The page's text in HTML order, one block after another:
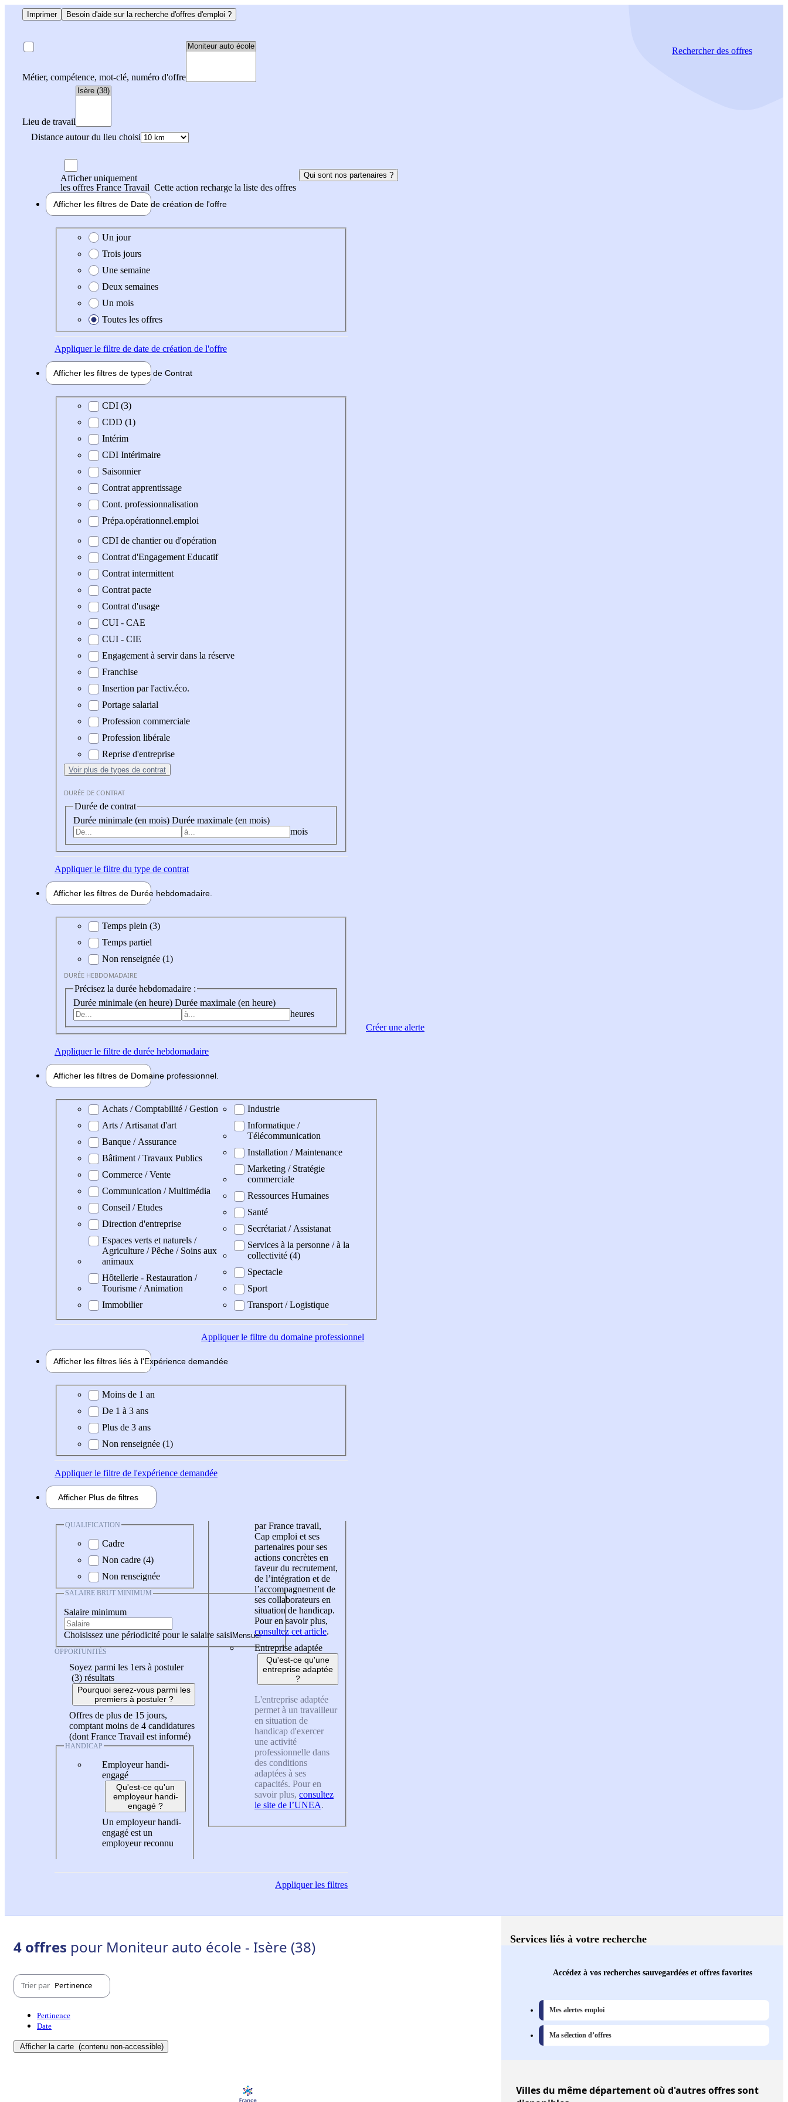
Imprimer Besoin d'aide sur la recherche d'offres d'emploi ?
Métier, compétence, mot-clé, numéro d'offre
Lieu de travail
Distance autour du lieu choisi
Rechercherdes offres
Afficher uniquement
les offres France Travail Cette action recharge la liste des offres
Qui sont nos partenaires ?
Afficher les filtres de Date de création de l'offre
Date de création de l'offre
Un jour
Trois jours
Une semaine
Deux semaines
Un mois
Toutes les offres
Appliquerle filtre de date de création de l'offre
Afficher les filtres de types de Contrat
Type de contrat
CDI (3)
CDD (1)
Intérim
CDI Intérimaire
Saisonnier
Contrat apprentissage
Cont. professionnalisation
Prépa.opérationnel.emploi
CDI de chantier ou d'opération
Contrat d'Engagement Educatif
Contrat intermittent
Contrat pacte
Contrat d'usage
CUI - CAE
CUI - CIE
Engagement à servir dans la réserve
Franchise
Insertion par l'activ.éco.
Portage salarial
Profession commerciale
Profession libérale
Reprise d'entreprise
Voir plus de types de contrat
DURÉE DE CONTRAT
Durée de contrat
Durée minimale (en mois) Durée maximale (en mois)
mois
Appliquerle filtre du type de contrat
Afficher les filtres de Durée hebdomadaire
Durée hebdomadaire
Temps plein (3)
Temps partiel
Non renseignée (1)
DURÉE HEBDOMADAIRE
Précisez la durée hebdomadaire :
Durée minimale (en heure) Durée maximale (en heure)
heures
Appliquerle filtre de durée hebdomadaire
Afficher les filtres de Domaine professionnel
Domaine professionel
Achats / Comptabilité / Gestion
Arts / Artisanat d'art
Banque / Assurance
Bâtiment / Travaux Publics
Commerce / Vente
Communication / Multimédia
Conseil / Etudes
Direction d'entreprise
Espaces verts et naturels /
Agriculture / Pêche / Soins aux
animaux
Hôtellerie - Restauration /
Tourisme / Animation
Immobilier
Industrie
Informatique /
Télécommunication
Installation / Maintenance
Marketing / Stratégie
commerciale
Ressources Humaines
Santé
Secrétariat / Assistanat
Services à la personne / à la
collectivité (4)
Spectacle
Sport
Transport / Logistique
Appliquerle filtre du domaine professionnel
Afficher les filtres liés à l'Expérience demandée
Expérience demandée
Moins de 1 an
De 1 à 3 ans
Plus de 3 ans
Non renseignée (1)
Appliquerle filtre de l'expérience demandée
Afficher Plus de filtres
QUALIFICATION
Cadre
Non cadre (4)
Non renseignée
SALAIRE BRUT MINIMUM
Salaire minimum
Choisissez une périodicité pour le salaire saisi
OPPORTUNITÉS
Soyez parmi les 1ers à postuler
(3) résultats
Pourquoi serez-vous parmi les
premiers à postuler ?
Offres de plus de 15 jours,
comptant moins de 4 candidatures
(dont France Travail est informé)
HANDICAP
Employeur handi-
engagé
Qu'est-ce qu'un
employeur handi-
engagé ?
Un employeur handi-
engagé est un
employeur reconnu
par France travail,
Cap emploi et ses
partenaires pour ses
actions concrètes en
faveur du recrutement,
de l’intégration et de
l’accompagnement de
ses collaborateurs en
situation de handicap.
Pour en savoir plus,
consultez cet article.
Entreprise adaptée
Qu'est-ce qu'une
entreprise adaptée
?
L'entreprise adaptée
permet à un travailleur
en situation de
handicap d'exercer
une activité
professionnelle dans
des conditions
adaptées à ses
capacités. Pour en
savoir plus, consultez
le site de l’UNEA.
Appliquerles filtres
Créer une alerte
4 offres pour Moniteur auto école - Isère (38)
Trier par Pertinence
Pertinence
Date
Afficher la carte (contenu non-accessible)
Services liés à votre recherche
Accédez à vos recherches sauvegardées et offres favorites
Mes alertes emploi
Ma sélection d’offres
Villesdu même département où d'autres offres sont